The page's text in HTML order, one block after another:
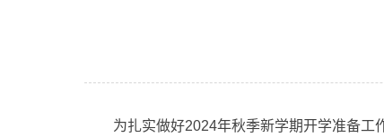
为扎实做好2024年秋季新学期开学准备工